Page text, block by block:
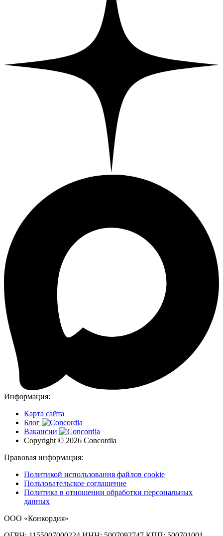
Информация:
Карта сайта
Блог
Вакансии
Copyright © 2026 Concordia
Правовая информация:
Политикой использования файлов cookie
Пользовательское соглашение
Политика в отношении обработки персональных
данных
ООО «Конкордия»